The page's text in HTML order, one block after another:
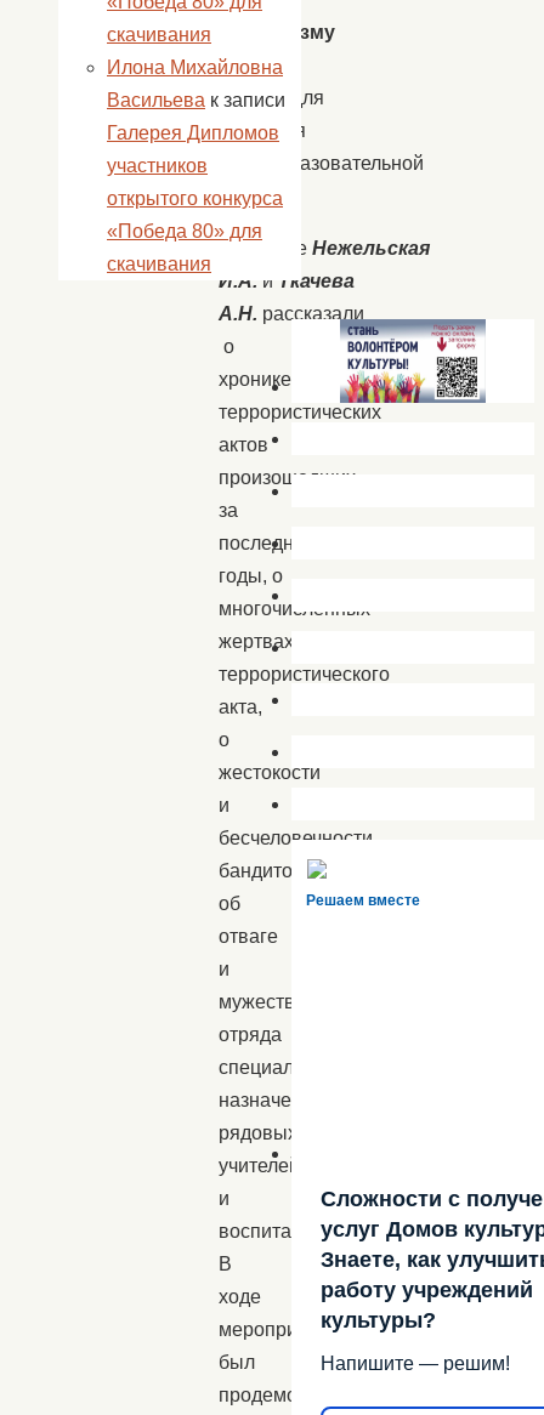
терроризму
–
«НЕТ!»
для
учащихся
общеобразовательной
школы.
Ведущие Нежельская
И.А. и Ткачева
А.Н. рассказали
о
хронике
террористических
актов
произошедших
за
последние
годы, о
многочисленных
жертвах
террористического
акта,
о
жестокости
и
бесчеловечности
бандитов,
об
отваге
и
мужестве
отряда
специального
назначения,
рядовых
учителей
и
воспитателей.
В
ходе
мероприятий
был
продемонстрирован
скачивания
Илона Михайловна
Васильева к записи
Галерея Дипломов
участников
открытого конкурса
«Победа 80» для
скачивания
Решаем вместе
Сложности с
услуг Домов
Знаете, как
работу учреждений
культуры?
Напишите — решим!